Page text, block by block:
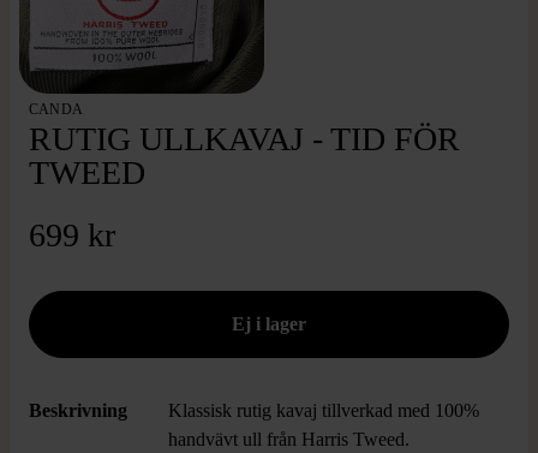
CANDA
RUTIG ULLKAVAJ - TID FÖR
TWEED
699 kr
Beskrivning
Klassisk rutig kavaj tillverkad med 100%
handvävt ull från Harris Tweed.